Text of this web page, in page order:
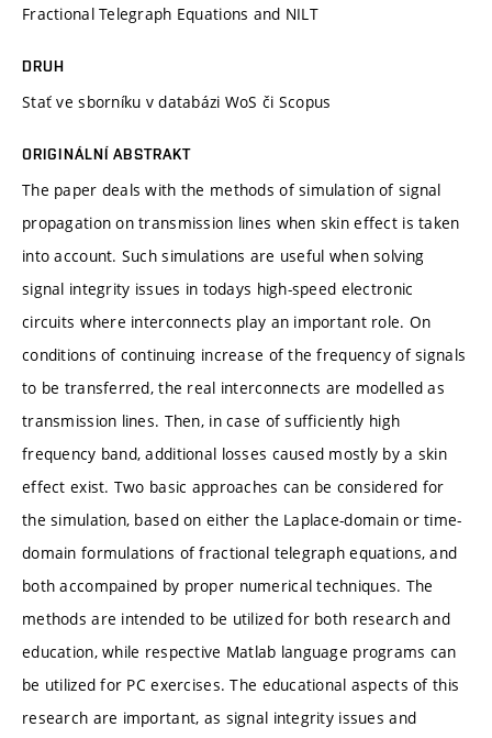
Fractional Telegraph Equations and NILT
DRUH
Stať ve sborníku v databázi WoS či Scopus
ORIGINÁLNÍ ABSTRAKT
The paper deals with the methods of simulation of signal
propagation on transmission lines when skin effect is taken
into account. Such simulations are useful when solving
signal integrity issues in todays high-speed electronic
circuits where interconnects play an important role. On
conditions of continuing increase of the frequency of signals
to be transferred, the real interconnects are modelled as
transmission lines. Then, in case of sufficiently high
frequency band, additional losses caused mostly by a skin
effect exist. Two basic approaches can be considered for
the simulation, based on either the Laplace-domain or time-
domain formulations of fractional telegraph equations, and
both accompained by proper numerical techniques. The
methods are intended to be utilized for both research and
education, while respective Matlab language programs can
be utilized for PC exercises. The educational aspects of this
research are important, as signal integrity issues and